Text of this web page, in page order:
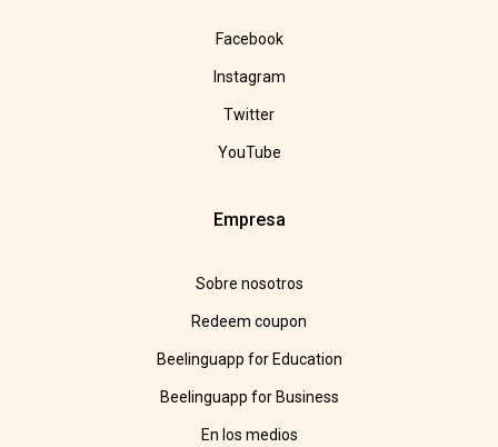
Facebook
Instagram
Twitter
YouTube
Empresa
Sobre nosotros
Redeem coupon
Beelinguapp for Education
Beelinguapp for Business
En los medios